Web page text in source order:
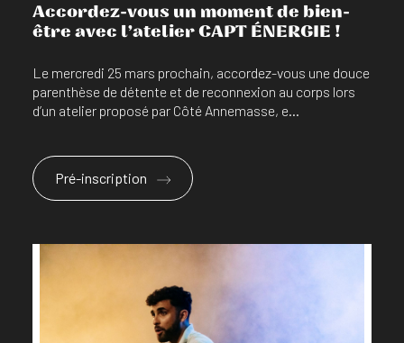
Accordez-vous un moment de bien-
être avec l’atelier CAPT ÉNERGIE !
Le mercredi 25 mars prochain, accordez-vous une douce
parenthèse de détente et de reconnexion au corps lors
d’un atelier proposé par Côté Annemasse, e...
Pré-inscription